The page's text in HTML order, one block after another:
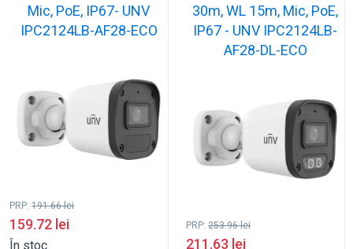
Mic, PoE, IP67- UNV
IPC2124LB-AF28-ECO
PRP: 191.66lei
159.72 lei
În stoc
30m, WL 15m, Mic, PoE,
IP67 - UNV IPC2124LB-
AF28-DL-ECO
PRP: 253.96lei
211.63 lei